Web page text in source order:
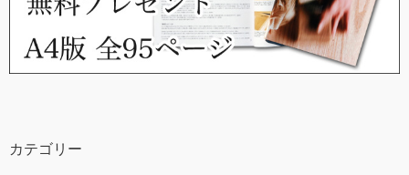
カテゴリー